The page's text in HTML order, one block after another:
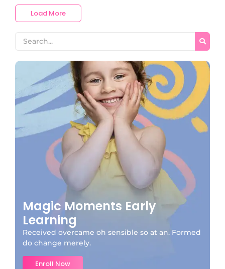
Load More
Magic Moments Early
Learning
Received overcame oh sensible so at an. Formed
do change merely.
Enroll Now